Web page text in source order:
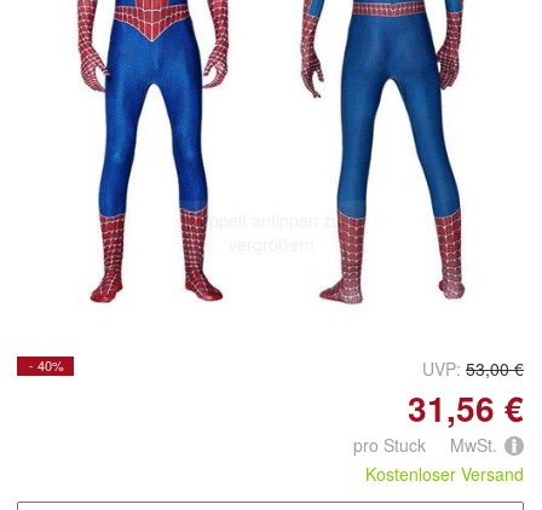
Doppelt antippen zum
- 40% UVP: 53,00 €
31,56 €
pro Stuck MwSt.
Kostenloser Versand